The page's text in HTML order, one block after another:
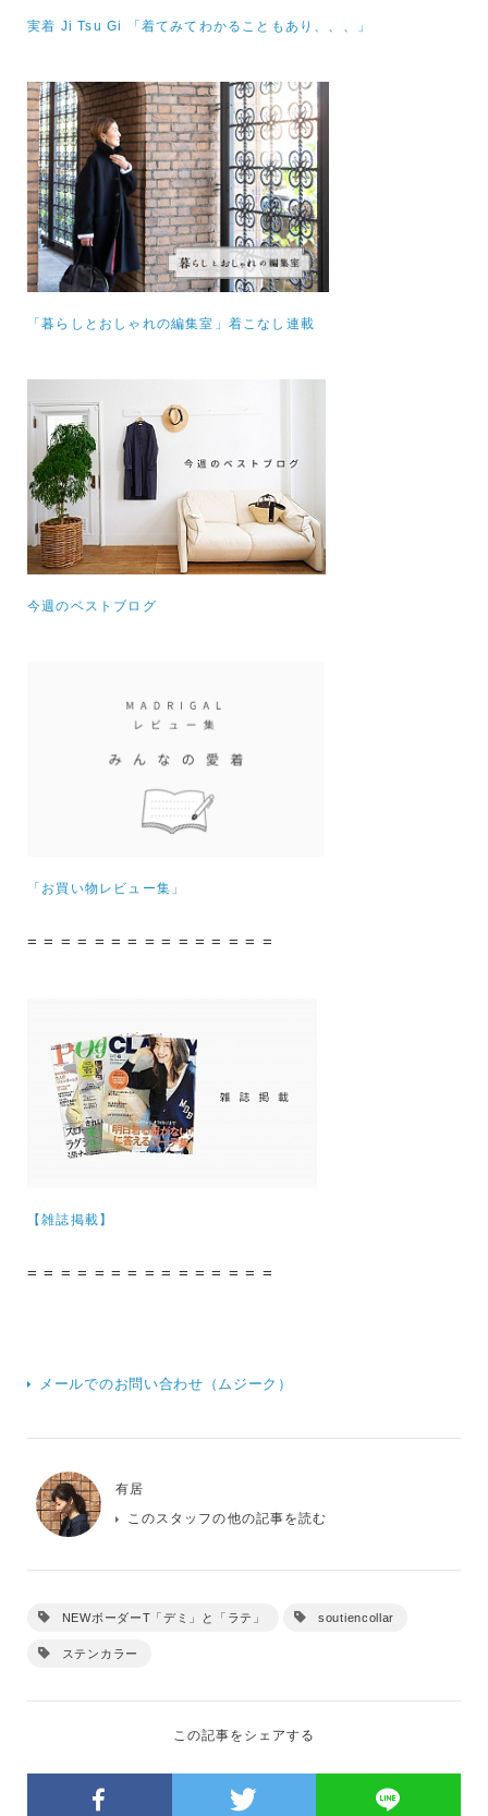
実着 Ji Tsu Gi 「着てみてわかることもあり、、、」
「暮らしとおしゃれの編集室」着こなし連載
今週のベストブログ
「お買い物レビュー集」
= = = = = = = = = = = = = = =
【雑誌掲載】
= = = = = = = = = = = = = = =
メールでのお問い合わせ（ムジーク）
有居
このスタッフの他の記事を読む
NEWボーダーT「デミ」と「ラテ」 soutiencollar
ステンカラー
この記事をシェアする